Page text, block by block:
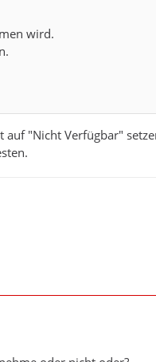
wird.
"Nicht Verfügbar"